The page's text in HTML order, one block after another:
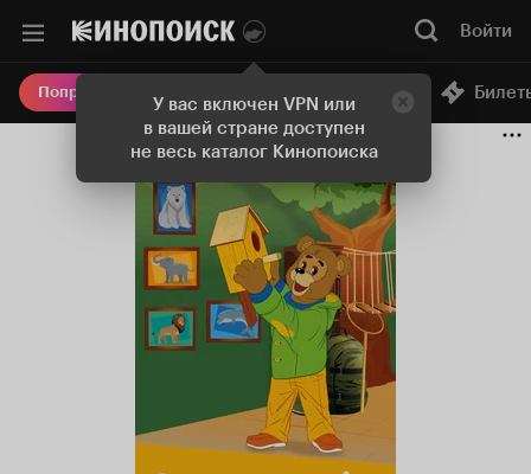
У вас включен VPN или
в вашей стране доступен
не весь каталог Кинопоиска
Войти
Попробовать Плюс Онлайн-кинотеатр